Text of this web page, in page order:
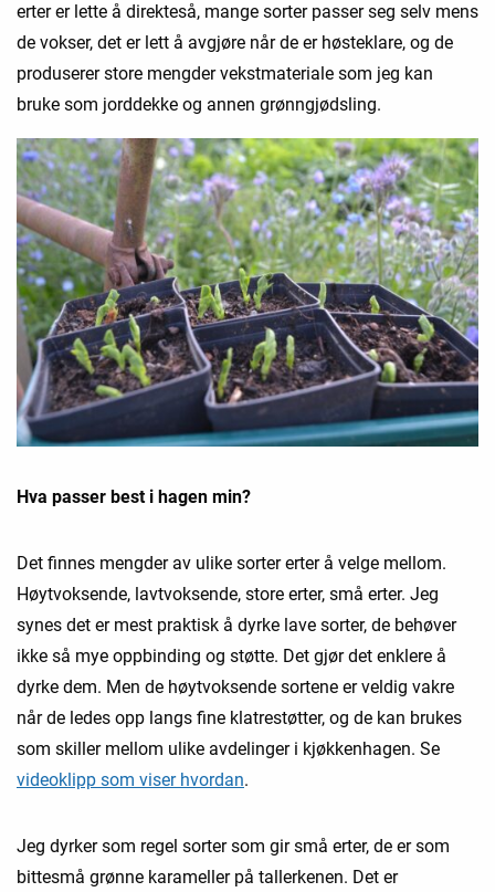
erter er lette å direkteså, mange sorter passer seg selv mens
de vokser, det er lett å avgjøre når de er høsteklare, og de
produserer store mengder vekstmateriale som jeg kan
bruke som jorddekke og annen grønngjødsling.
Hva passer best i hagen min?
Det finnes mengder av ulike sorter erter å velge mellom.
Høytvoksende, lavtvoksende, store erter, små erter. Jeg
synes det er mest praktisk å dyrke lave sorter, de behøver
ikke så mye oppbinding og støtte. Det gjør det enklere å
dyrke dem. Men de høytvoksende sortene er veldig vakre
når de ledes opp langs fine klatrestøtter, og de kan brukes
som skiller mellom ulike avdelinger i kjøkkenhagen. Se
videoklipp som viser hvordan.
Jeg dyrker som regel sorter som gir små erter, de er som
bittesmå grønne karameller på tallerkenen. Det er